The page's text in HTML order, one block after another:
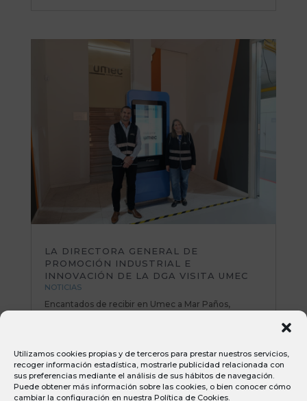
Utilizamos cookies propias y de terceros para prestar nuestros servicios,
recoger información estadística, mostrarle publicidad relacionada con
sus preferencias mediante el análisis de sus hábitos de navegación.
Puede obtener más información sobre las cookies, o bien conocer cómo
cambiar la configuración en nuestra Política de Cookies.
LA DIRECTORA GENERAL DE
PROMOCIÓN INDUSTRIAL E
INNOVACIÓN DE LA DGA VISITA UMEC
NOTICIAS
Encantados de recibir en Umec a Mar Paños,
poniendo sobre la mesa nuevas iniciativas e ideas
muy interesantes. Todo el equipo Umec...